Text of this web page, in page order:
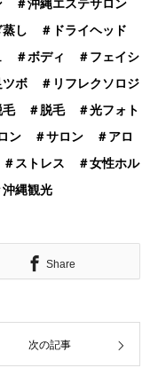
＃沖縄エステサロン
蒸し ＃ドライヘッド
＃ボディ ＃フェイシ
ボ ＃リフレクソロジ
＃脱毛 ＃光フォト
ン ＃サロン ＃アロ
ストレス ＃女性ホル
縄観光
Share
次の記事